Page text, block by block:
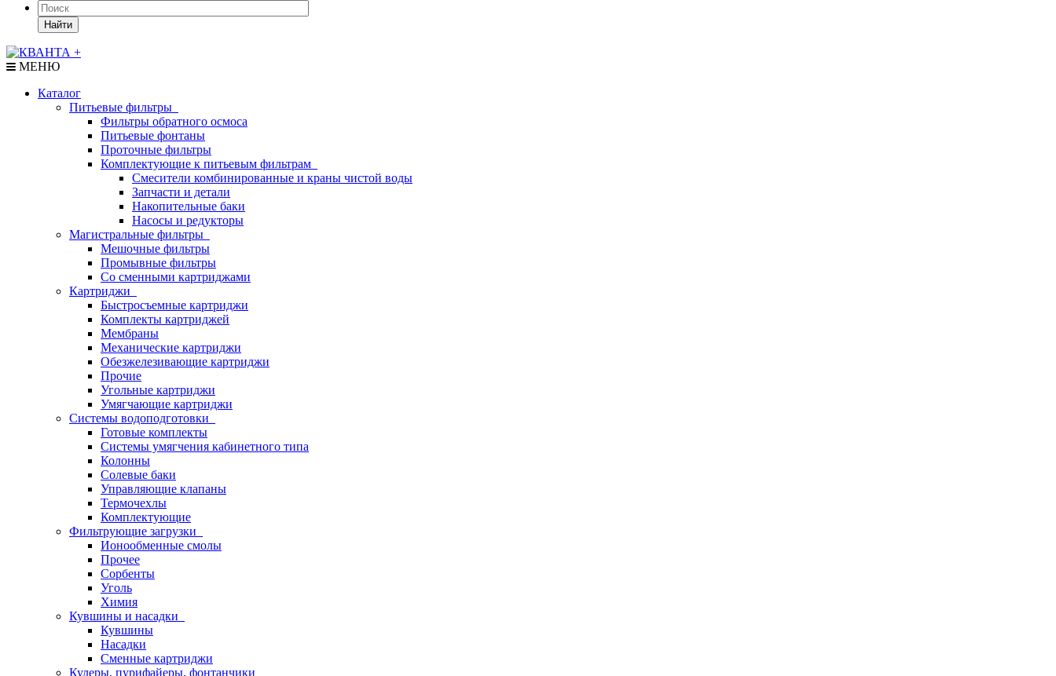
Найти
МЕНЮ
Каталог
Питьевые фильтры
Фильтры обратного осмоса
Питьевые фонтаны
Проточные фильтры
Комплектующие к питьевым фильтрам
Смесители комбинированные и краны чистой воды
Запчасти и детали
Накопительные баки
Насосы и редукторы
Магистральные фильтры
Мешочные фильтры
Промывные фильтры
Со сменными картриджами
Картриджи
Быстросъемные картриджи
Комплекты картриджей
Мембраны
Механические картриджи
Обезжелезивающие картриджи
Прочие
Угольные картриджи
Умягчающие картриджи
Системы водоподготовки
Готовые комплекты
Системы умягчения кабинетного типа
Колонны
Солевые баки
Управляющие клапаны
Термочехлы
Комплектующие
Фильтрующие загрузки
Ионообменные смолы
Прочее
Сорбенты
Уголь
Химия
Кувшины и насадки
Кувшины
Насадки
Сменные картриджи
Кулеры, пурифайеры, фонтанчики